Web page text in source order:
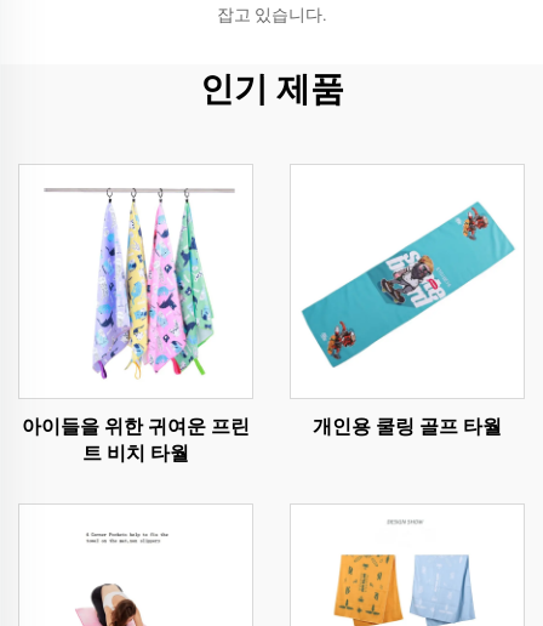
잡고 있습니다.
인기 제품
아이들을 위한 귀여운 프린
트 비치 타월
개인용 쿨링 골프 타월